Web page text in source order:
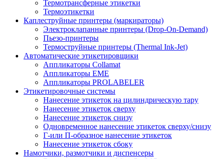
Термотрансферные этикетки
Термоэтикетки
Каплеструйные принтеры (маркираторы)
Электроклапанные принтеры (Drop-On-Demand)
Пьезо-принтеры
Термоструйные принтеры (Thermal Ink-Jet)
Автоматические этикетировщики
Аппликаторы Collamat
Аппликаторы EME
Аппликаторы PROLABELER
Этикетировочные системы
Нанесение этикеток на цилиндрическую тару
Нанесение этикеток сверху
Нанесение этикеток снизу
Одновременное нанесение этикеток сверху/снизу
Г-или П-образное нанесение этикеток
Нанесение этикеток сбоку
Намотчики, размотчики и диспенсеры